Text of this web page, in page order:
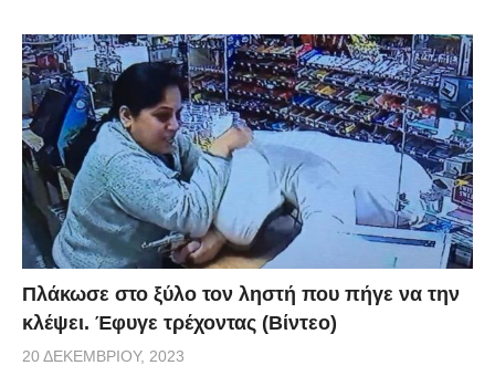
Πλάκωσε στο ξύλο τον ληστή που πήγε να την
κλέψει. Έφυγε τρέχοντας (Βίντεο)
20 ΔΕΚΕΜΒΡΊΟΥ, 2023